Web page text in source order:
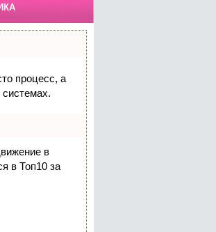
процесс, а
в
в Топ10 за